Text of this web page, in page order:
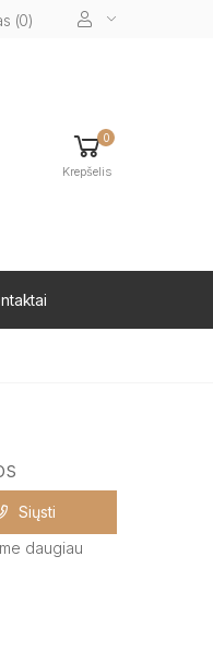
(0)
0
Krepšelis
Siųsti
daugiau